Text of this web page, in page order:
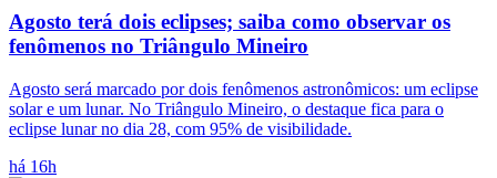
Agosto terá dois eclipses; saiba como observar os
fenômenos no Triângulo Mineiro
Agosto será marcado por dois fenômenos astronômicos: um eclipse
solar e um lunar. No Triângulo Mineiro, o destaque fica para o
eclipse lunar no dia 28, com 95% de visibilidade.
há 16h